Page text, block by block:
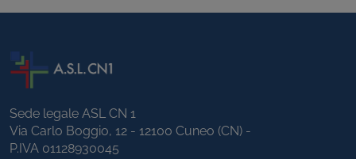
Sede legale ASL CN 1
Via Carlo Boggio, 12 - 12100 Cuneo (CN) -
P.IVA 01128930045